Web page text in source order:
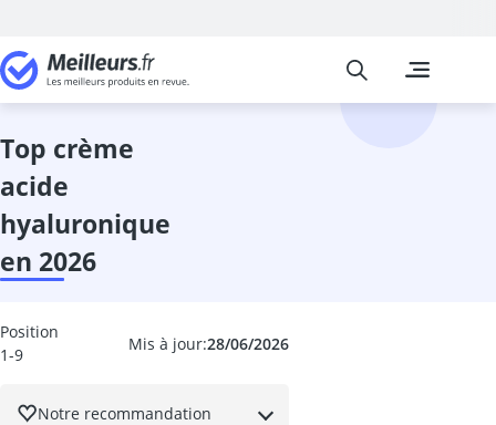
Beauté et
Ampoule
Meilleurs
top crème
acide
hyaluronique
en 2026
Mis à jour:28/06/2026
Position
1-9
Notre recommandation